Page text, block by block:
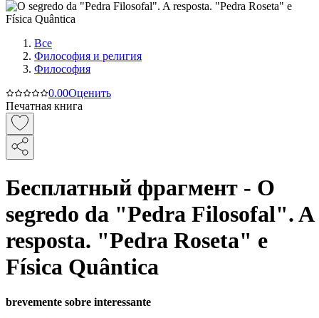
Все
Философия и религия
Философия
0.00Оценить
Печатная книга
Бесплатный фрагмент - O
segredo da "Pedra Filosofal". A
resposta. "Pedra Roseta" e
Física Quântica
brevemente sobre interessante